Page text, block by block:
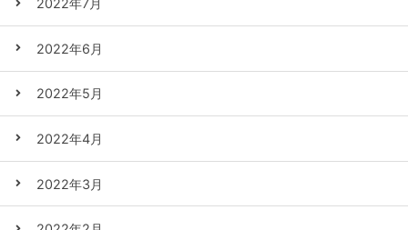
2022年7月
2022年6月
2022年5月
2022年4月
2022年3月